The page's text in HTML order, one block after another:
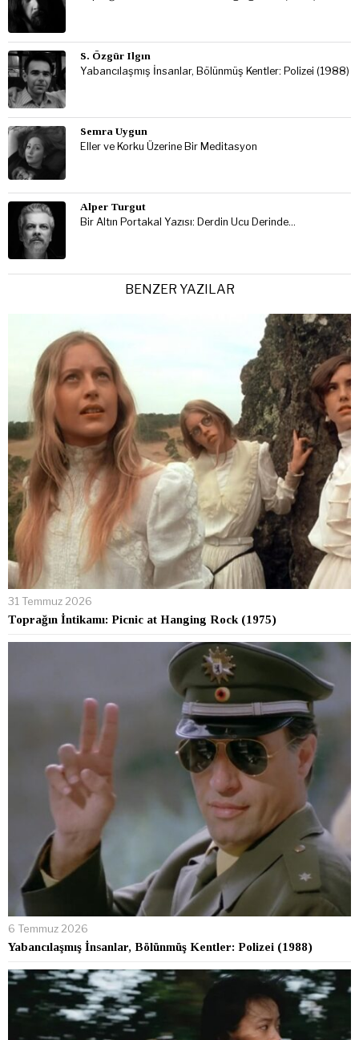
S. Özgür Ilgın
Yabancılaşmış İnsanlar, Bölünmüş Kentler: Polizei (1988)
Semra Uygun
Eller ve Korku Üzerine Bir Meditasyon
Alper Turgut
Bir Altın Portakal Yazısı: Derdin Ucu Derinde…
BENZER YAZILAR
31 Temmuz 2026
Toprağın İntikamı: Picnic at Hanging Rock (1975)
6 Temmuz 2026
Yabancılaşmış İnsanlar, Bölünmüş Kentler: Polizei (1988)